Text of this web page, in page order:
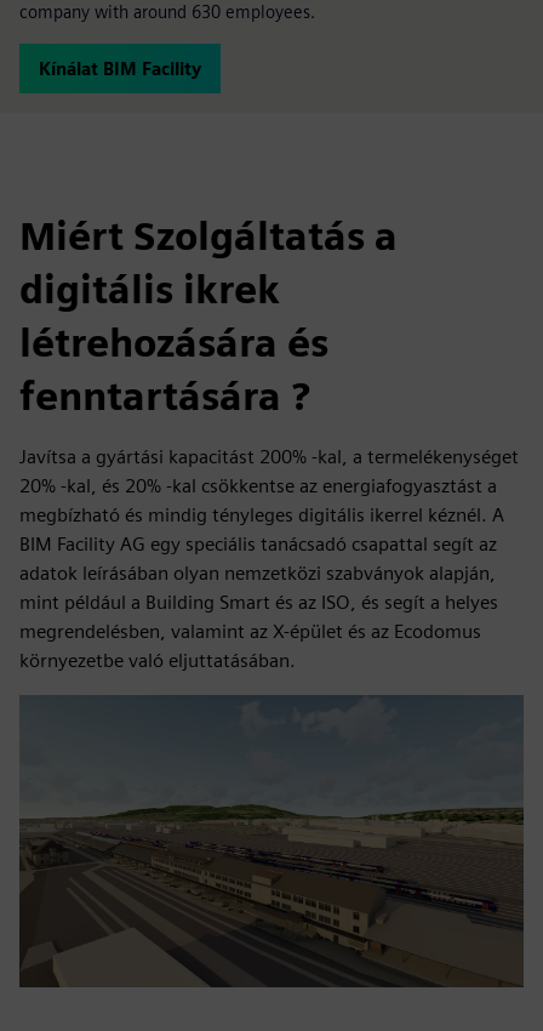
company with around 630 employees.
Kínálat BIM Facility
Miért Szolgáltatás a
digitális ikrek
létrehozására és
fenntartására ?
Javítsa a gyártási kapacitást 200% -kal, a termelékenységet
20% -kal, és 20% -kal csökkentse az energiafogyasztást a
megbízható és mindig tényleges digitális ikerrel kéznél. A
BIM Facility AG egy speciális tanácsadó csapattal segít az
adatok leírásában olyan nemzetközi szabványok alapján,
mint például a Building Smart és az ISO, és segít a helyes
megrendelésben, valamint az X-épület és az Ecodomus
környezetbe való eljuttatásában.